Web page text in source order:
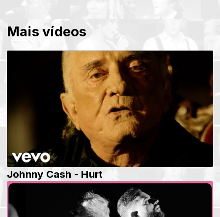
Mais vídeos
Johnny Cash - Hurt